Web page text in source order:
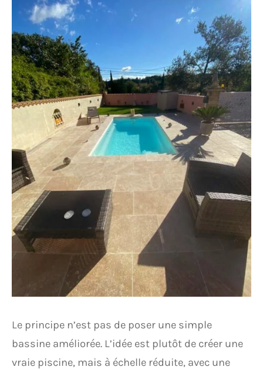
Le principe n’est pas de poser une simple
bassine améliorée. L’idée est plutôt de créer une
vraie piscine, mais à échelle réduite, avec une